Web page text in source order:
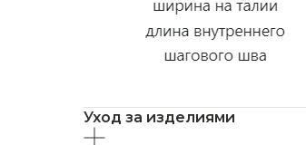
Уход за изделиями